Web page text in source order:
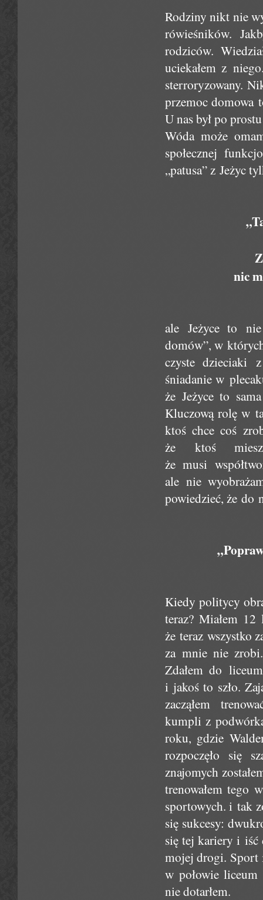
Rodziny nikt nie
rówieśników.
rodziców.
uciekałem z
sterroryzowany.
przemoc domowa
U nas był po
Wóda może
społecznej
„patusa” z Jeżyc
nic
ale Jeżyce to
domów”, w
czyste dzieciaki
śniadanie w
że Jeżyce to
Kluczową rolę w
ktoś chce coś
że ktoś
że musi
ale nie
powiedzieć, że do
Kiedy politycy
teraz? Miałem 12
że teraz wszystko
za mnie nie
Zdałem do
i jakoś to szło.
zacząłem
kumpli z
roku, gdzie
rozpoczęło się
znajomych
trenowałem tego
sportowych. i tak
się sukcesy:
się tej kariery i
mojej drogi. Sport
w połowie
nie dotarłem.